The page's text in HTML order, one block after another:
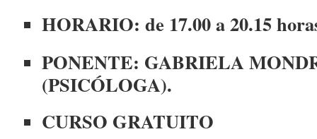
HORARIO: de 17.00 a 20.15
PONENTE: GABRIELA
(PSICÓLOGA).
CURSO GRATUITO